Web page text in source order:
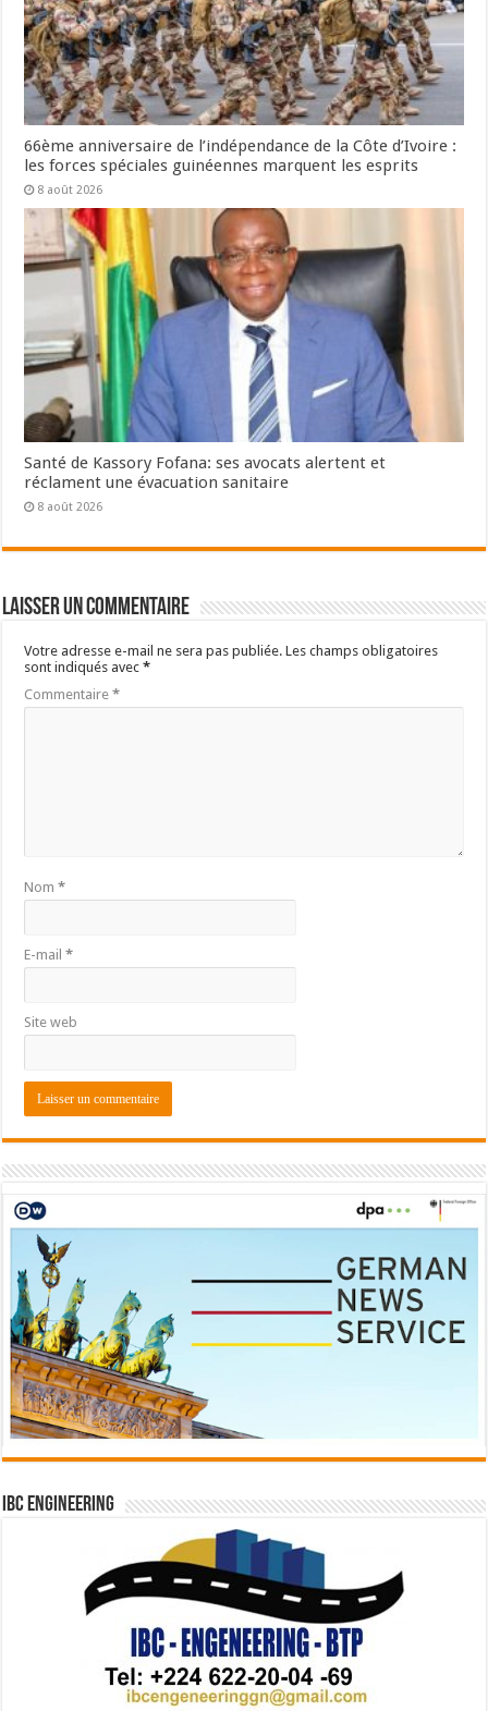
66ème anniversaire de l’indépendance de la Côte d’Ivoire :
les forces spéciales guinéennes marquent les esprits
8 août 2026
Santé de Kassory Fofana: ses avocats alertent et
réclament une évacuation sanitaire
8 août 2026
Laisser un commentaire
Votre adresse e-mail ne sera pas publiée. Les champs obligatoires
sont indiqués avec*
Commentaire*
Nom*
E-mail*
Site web
IBC Engineering